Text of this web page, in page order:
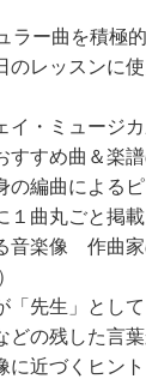
ー曲を積極
のレッスンに
・ミュージ
すすめ曲＆楽
の編曲による
曲丸ごと掲載
音楽像 作曲家
先生」とし
どの残した言
近づくヒント